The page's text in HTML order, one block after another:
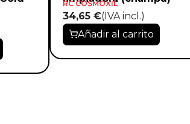
RC COSMOXIL
34,65 €(IVA incl.)
Añadir al carrito